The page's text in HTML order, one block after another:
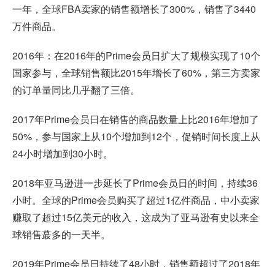
一年，全球FBA卖家的销售额增长了300%，销售了3440
万件商品。
2016年：在2016年的Prime会员日扩大了规模实现了10个
国家参与，全球销售额比2015年增长了60%，第三方卖家
的订单量同比几乎翻了三倍。
2017年Prime会员日在销售的商品数量上比2016年增加了
50%，参与国家上从10个增加到12个，促销时间长度上从
24小时增加到30小时。
2018年亚马逊进一步延长了Prime会员日的时间，持续36
小时。全球的Prime会员购买了超过1亿件商品，中小卖家
赚取了超过15亿美元的收入，这成为了亚马逊有史以来全
球销售蕞多的一天半。
2019年Prime会员日持续了48小时，销售额超过了2018年